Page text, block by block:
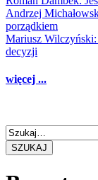
Andrzej
porządkiem
Mariusz Wilczyński:
decyzji
więcej ...
SZUKAJ